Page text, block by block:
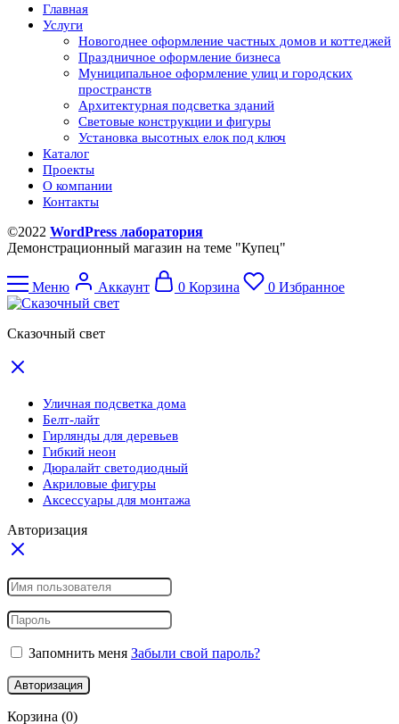
Главная
Услуги
Новогоднее оформление частных домов и коттеджей
Праздничное оформление бизнеса
Муниципальное оформление улиц и городских
пространств
Архитектурная подсветка зданий
Световые конструкции и фигуры
Установка высотных елок под ключ
Каталог
Проекты
О компании
Контакты
©2022 WordPress лаборатория
Демонстрационный магазин на теме "Купец"
Меню Аккаунт 0 Корзина 0 Избранное
Сказочный свет
Уличная подсветка дома
Белт-лайт
Гирлянды для деревьев
Гибкий неон
Дюралайт светодиодный
Акриловые фигуры
Аксессуары для монтажа
Авторизация
Запомнить меня Забыли свой пароль?
Авторизация
Корзина (0)